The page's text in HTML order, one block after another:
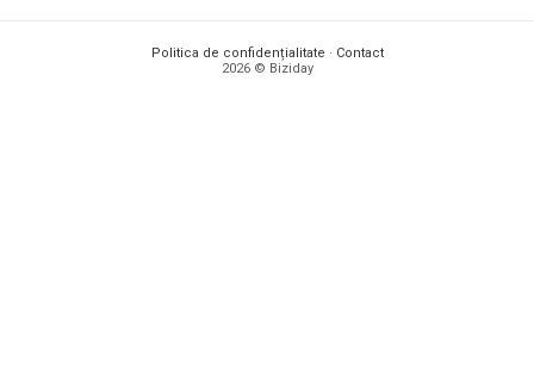
Politica de confidențialitate · Contact
2026 © Biziday